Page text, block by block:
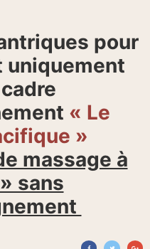
pour
uniquement
« Le
»
massage à
sans